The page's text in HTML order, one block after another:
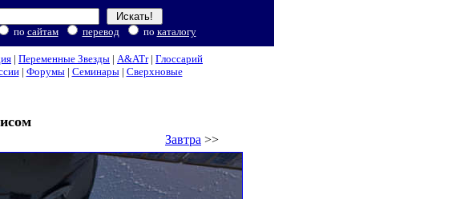
по сайтам перевод по каталогу
| Переменные Звезды | A&ATr| Глоссарий
| Форумы| Семинары| Сверхновые
Завтра >>